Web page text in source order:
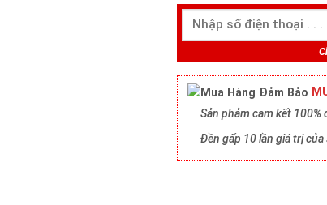
Sản phảm cam kết
Đền gấp 10 lần giá trị